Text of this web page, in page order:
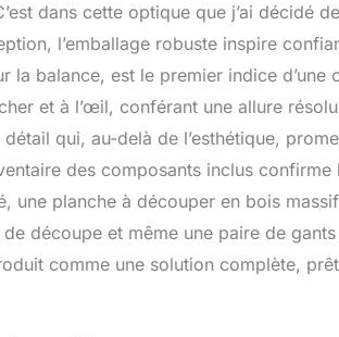
d'un coussin insonorisant qui réduit les
LIVRAISON : Evier encastré, Evier mobile,
savon, Garniture de vidange et de trop-
d'emploi, Gabarit de découpe,
installation sur des plans de travail de 80
dans cette optique que j’ai décidé
l’emballage robuste inspire
la balance, est le premier indice
et à l’œil, conférant une allure
qui, au-delà de l’esthétique,
des composants inclus
une planche à découper en bois
découpe et même une paire de
comme une solution complète,